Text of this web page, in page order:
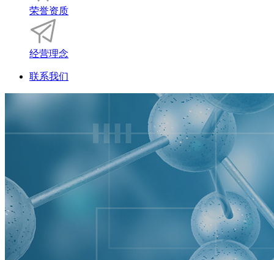
荣誉资质
经营理念
联系我们